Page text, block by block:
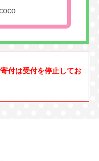
付は受付を停止してお